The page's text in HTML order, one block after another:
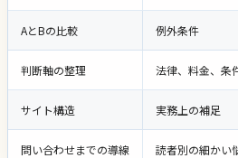
AとBの比較 例外条件
判断軸の整理 法律、料金、条
サイト構造 実務上の補足
問い合わせまでの導線 読者別の細かい